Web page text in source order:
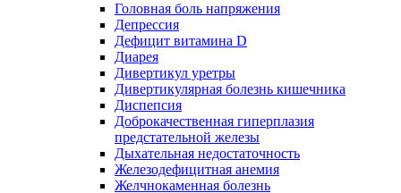
Головная боль напряжения
Депрессия
Дефицит витамина D
Диарея
Дивертикул уретры
Дивертикулярная болезнь кишечника
Диспепсия
Доброкачественная гиперплазия
предстательной железы
Дыхательная недостаточность
Железодефицитная анемия
Желчнокаменная болезнь